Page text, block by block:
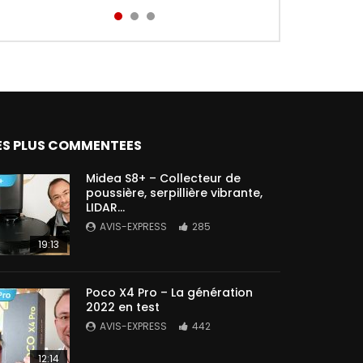
PLUS COMMENTEES
19:13
Midea S8+ – Collecteur de
poussière, serpillière vibrante,
LIDAR…
AVIS-EXPRESS 285
12:14
Poco X4 Pro – La génération
2022 en test
AVIS-EXPRESS 442